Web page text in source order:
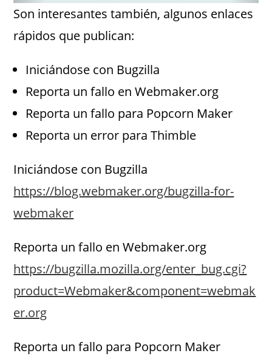
Son interesantes también, algunos enlaces
rápidos que publican:
Iniciándose con Bugzilla
Reporta un fallo en Webmaker.org
Reporta un fallo para Popcorn Maker
Reporta un error para Thimble
Iniciándose con Bugzilla
https://blog.webmaker.org/bugzilla-for-
webmaker
Reporta un fallo en Webmaker.org
https://bugzilla.mozilla.org/enter_bug.cgi?
product=Webmaker&component=webmak
er.org
Reporta un fallo para Popcorn Maker